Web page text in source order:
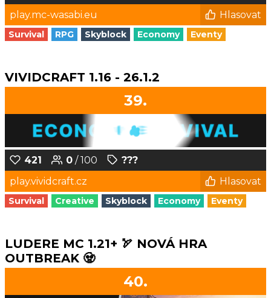
play.mc-wasabi.eu
Hlasovat
Survival RPG Skyblock Economy Eventy
VIVIDCRAFT 1.16 - 26.1.2
39.
421 0 / 100
???
play.vividcraft.cz
Hlasovat
Survival Creative Skyblock Economy Eventy
LUDERE MC 1.21+ 🏹 NOVÁ HRA
OUTBREAK 🧟
40.